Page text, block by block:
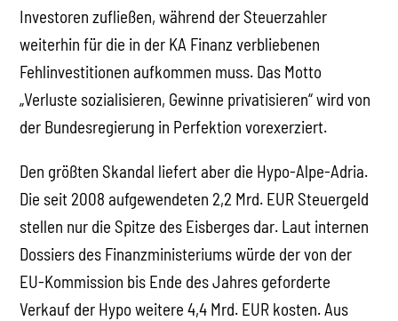
Investoren zufließen, während der Steuerzahler
weiterhin für die in der KA Finanz verbliebenen
Fehlinvestitionen aufkommen muss. Das Motto
„Verluste sozialisieren, Gewinne privatisieren“ wird von
der Bundesregierung in Perfektion vorexerziert.
Den größten Skandal liefert aber die Hypo-Alpe-Adria.
Die seit 2008 aufgewendeten 2,2 Mrd. EUR Steuergeld
stellen nur die Spitze des Eisberges dar. Laut internen
Dossiers des Finanzministeriums würde der von der
EU-Kommission bis Ende des Jahres geforderte
Verkauf der Hypo weitere 4,4 Mrd. EUR kosten. Aus